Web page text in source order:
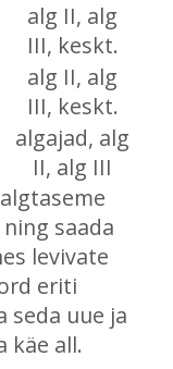
alg II, alg
III, keskt.
alg II, alg
III, keskt.
algajad, alg
II, alg III
saada
levivate
eriti
seda uue ja
käe all.